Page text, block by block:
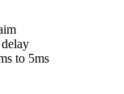
to 5ms